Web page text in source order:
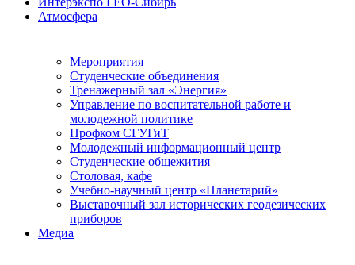
Атмосфера
Мероприятия
Студенческие объединения
Тренажерный зал «Энергия»
Управление по воспитательной работе и
молодежной политике
Профком СГУГиТ
Молодежный информационный центр
Студенческие общежития
Столовая, кафе
Учебно-научный центр «Планетарий»
Выставочный зал исторических геодезических
приборов
Медиа